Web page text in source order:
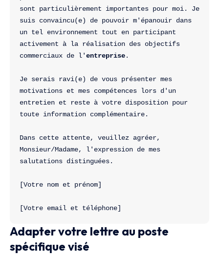
sont particulièrement importantes pour moi. Je
suis convaincu(e) de pouvoir m'épanouir dans
un tel environnement tout en participant
activement à la réalisation des objectifs
commerciaux de l'entreprise.
Je serais ravi(e) de vous présenter mes
motivations et mes compétences lors d'un
entretien et reste à votre disposition pour
toute information complémentaire.
Dans cette attente, veuillez agréer,
Monsieur/Madame, l'expression de mes
salutations distinguées.
[Votre nom et prénom]
Adapter votre lettre au poste
spécifique visé